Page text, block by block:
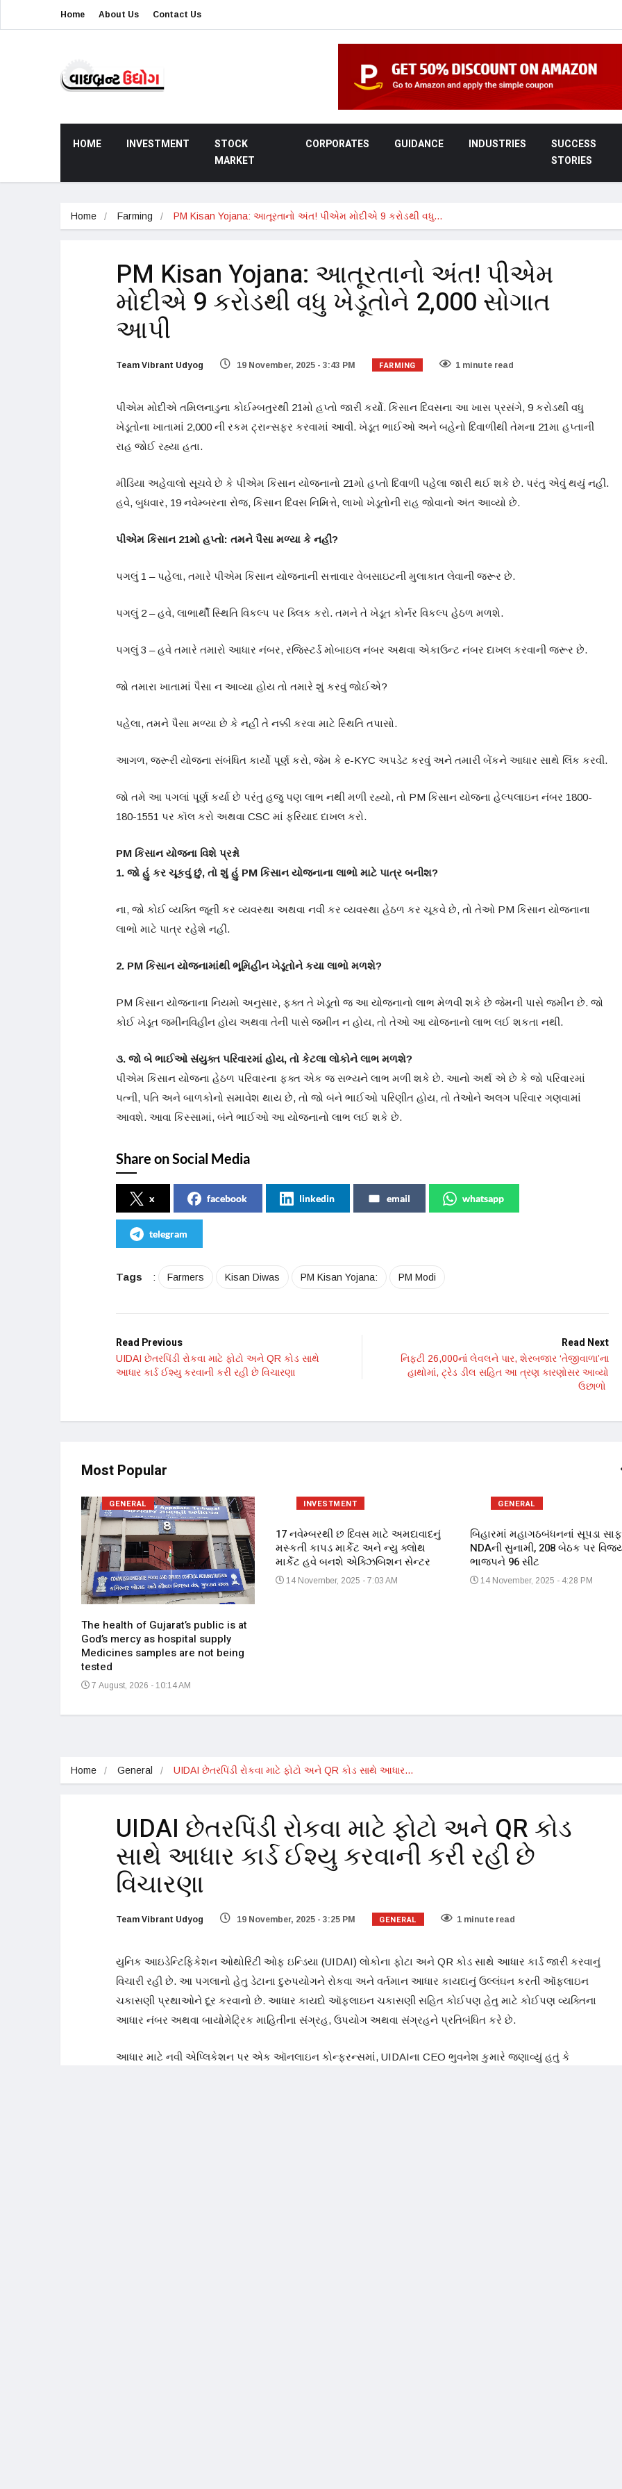
Home About Us Contact Us
HOME INVESTMENT
STOCK
MARKET
CORPORATES GUIDANCE INDUSTRIES
SUCCESS
STORIES
Home Farming PM Kisan Yojana: આતૂરતાનો અંત! પીએમ મોદીએ 9 કરોડથી વધુ…
PM Kisan Yojana: આતૂરતાનો અંત! પીએમ
મોદીએ 9 કરોડથી વધુ ખેડૂતોને 2,000 સોગાત
આપી
Team Vibrant Udyog 19 November, 2025 - 3:43 PM FARMING 1 minute read
પીએમ મોદીએ તમિલનાડુના કોઈમ્બતુરથી 21મો હપ્તો જારી કર્યો. કિસાન દિવસના આ ખાસ પ્રસંગે, 9 કરોડથી વધુ
ખેડૂતોના ખાતામાં 2,000 ની રકમ ટ્રાન્સફર કરવામાં આવી. ખેડૂત ભાઈઓ અને બહેનો દિવાળીથી તેમના 21મા હપ્તાની
રાહ જોઈ રહ્યા હતા.
મીડિયા અહેવાલો સૂચવે છે કે પીએમ કિસાન યોજનાનો 21મો હપ્તો દિવાળી પહેલા જારી થઈ શકે છે. પરંતુ એવું થયું નહીં.
હવે, બુધવાર, 19 નવેમ્બરના રોજ, કિસાન દિવસ નિમિત્તે, લાખો ખેડૂતોની રાહ જોવાનો અંત આવ્યો છે.
પીએમ કિસાન 21મો હપ્તો: તમને પૈસા મળ્યા કે નહીં?
પગલું 1 – પહેલા, તમારે પીએમ કિસાન યોજનાની સત્તાવાર વેબસાઇટની મુલાકાત લેવાની જરૂર છે.
પગલું 2 – હવે, લાભાર્થી સ્થિતિ વિકલ્પ પર ક્લિક કરો. તમને તે ખેડૂત કોર્નર વિકલ્પ હેઠળ મળશે.
પગલું 3 – હવે તમારે તમારો આધાર નંબર, રજિસ્ટર્ડ મોબાઇલ નંબર અથવા એકાઉન્ટ નંબર દાખલ કરવાની જરૂર છે.
જો તમારા ખાતામાં પૈસા ન આવ્યા હોય તો તમારે શું કરવું જોઈએ?
પહેલા, તમને પૈસા મળ્યા છે કે નહીં તે નક્કી કરવા માટે સ્થિતિ તપાસો.
આગળ, જરૂરી યોજના સંબંધિત કાર્યો પૂર્ણ કરો, જેમ કે e-KYC અપડેટ કરવું અને તમારી બેંકને આધાર સાથે લિંક કરવી.
જો તમે આ પગલાં પૂર્ણ કર્યા છે પરંતુ હજુ પણ લાભ નથી મળી રહ્યો, તો PM કિસાન યોજના હેલ્પલાઇન નંબર 1800-
180-1551 પર કૉલ કરો અથવા CSC માં ફરિયાદ દાખલ કરો.
PM કિસાન યોજના વિશે પ્રશ્નો
1. જો હું કર ચૂકવું છું, તો શું હું PM કિસાન યોજનાના લાભો માટે પાત્ર બનીશ?
ના, જો કોઈ વ્યક્તિ જૂની કર વ્યવસ્થા અથવા નવી કર વ્યવસ્થા હેઠળ કર ચૂકવે છે, તો તેઓ PM કિસાન યોજનાના
લાભો માટે પાત્ર રહેશે નહીં.
2. PM કિસાન યોજનામાંથી ભૂમિહીન ખેડૂતોને કયા લાભો મળશે?
PM કિસાન યોજનાના નિયમો અનુસાર, ફક્ત તે ખેડૂતો જ આ યોજનાનો લાભ મેળવી શકે છે જેમની પાસે જમીન છે. જો
કોઈ ખેડૂત જમીનવિહીન હોય અથવા તેની પાસે જમીન ન હોય, તો તેઓ આ યોજનાનો લાભ લઈ શકતા નથી.
૩. જો બે ભાઈઓ સંયુક્ત પરિવારમાં હોય, તો કેટલા લોકોને લાભ મળશે?
પીએમ કિસાન યોજના હેઠળ પરિવારના ફક્ત એક જ સભ્યને લાભ મળી શકે છે. આનો અર્થ એ છે કે જો પરિવારમાં
પત્ની, પતિ અને બાળકોનો સમાવેશ થાય છે, તો જો બંને ભાઈઓ પરિણીત હોય, તો તેઓને અલગ પરિવાર ગણવામાં
આવશે. આવા કિસ્સામાં, બંને ભાઈઓ આ યોજનાનો લાભ લઈ શકે છે.
Share on Social Media
x facebook linkedin email whatsapp
telegram
Tags : Farmers Kisan Diwas PM Kisan Yojana: PM Modi
Read Previous
UIDAI છેતરપિંડી રોકવા માટે ફોટો અને QR કોડ સાથે
આધાર કાર્ડ ઈશ્યુ કરવાની કરી રહી છે વિચારણા
Read Next
નિફ્ટી 26,000નાં લેવલને પાર, શેરબજાર ‘તેજીવાળા’ના
હાથોમાં, ટ્રેડ ડીલ સહિત આ ત્રણ કારણોસર આવ્યો
ઉછાળો
Most Popular
GENERAL
The health of Gujarat’s public is at
God’s mercy as hospital supply
Medicines samples are not being
tested
7 August, 2026 - 10:14 AM
INVESTMENT
17 નવેમ્બરથી છ દિવસ માટે અમદાવાદનું
મસ્કતી કાપડ માર્કેટ અને ન્યુ ક્લોથ
માર્કેટ હવે બનશે એક્ઝિબિશન સેન્ટર
14 November, 2025 - 7:03 AM
GENERAL
બિહારમાં મહાગઠબંધનનાં સૂપડા
NDAની સુનામી, 208 બેઠક પર
ભાજપને 96 સીટ
14 November, 2025 - 4:28 PM
Home General UIDAI છેતરપિંડી રોકવા માટે ફોટો અને QR કોડ સાથે આધાર…
UIDAI છેતરપિંડી રોકવા માટે ફોટો અને QR કોડ
સાથે આધાર કાર્ડ ઈશ્યુ કરવાની કરી રહી છે
વિચારણા
Team Vibrant Udyog 19 November, 2025 - 3:25 PM GENERAL 1 minute read
યુનિક આઇડેન્ટિફિકેશન ઓથોરિટી ઓફ ઇન્ડિયા (UIDAI) લોકોના ફોટા અને QR કોડ સાથે આધાર કાર્ડ જારી કરવાનું
વિચારી રહી છે. આ પગલાનો હેતુ ડેટાના દુરુપયોગને રોકવા અને વર્તમાન આધાર કાયદાનું ઉલ્લંઘન કરતી ઑફલાઇન
ચકાસણી પ્રથાઓને દૂર કરવાનો છે. આધાર કાયદો ઑફલાઇન ચકાસણી સહિત કોઈપણ હેતુ માટે કોઈપણ વ્યક્તિના
આધાર નંબર અથવા બાયોમેટ્રિક માહિતીના સંગ્રહ, ઉપયોગ અથવા સંગ્રહને પ્રતિબંધિત કરે છે.
આધાર માટે નવી એપ્લિકેશન પર એક ઑનલાઇન કોન્ફરન્સમાં, UIDAIના CEO ભુવનેશ કુમારે જણાવ્યું હતું કે